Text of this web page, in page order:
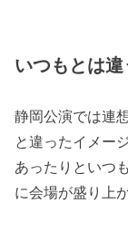
いつもとは違
静岡公演では連
と違ったイメー
あったりといつ
に会場が盛り上